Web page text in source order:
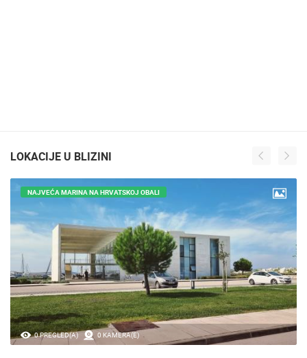
LOKACIJE U BLIZINI
0 PREGLED(A) 0 KAMERA(E)
NAJVEĆA MARINA NA HRVATSKOJ OBALI